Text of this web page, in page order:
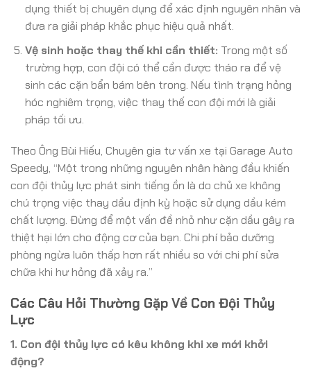
dụng thiết bị chuyên dụng để xác định nguyên nhân và
đưa ra giải pháp khắc phục hiệu quả nhất.
Vệ sinh hoặc thay thế khi cần thiết: Trong một số
trường hợp, con đội có thể cần được tháo ra để vệ
sinh các cặn bẩn bám bên trong. Nếu tình trạng hỏng
hóc nghiêm trọng, việc thay thế con đội mới là giải
pháp tối ưu.
Theo Ông Bùi Hiếu, Chuyên gia tư vấn xe tại Garage Auto
Speedy, “Một trong những nguyên nhân hàng đầu khiến
con đội thủy lực phát sinh tiếng ồn là do chủ xe không
chú trọng việc thay dầu định kỳ hoặc sử dụng dầu kém
chất lượng. Đừng để một vấn đề nhỏ như cặn dầu gây ra
thiệt hại lớn cho động cơ của bạn. Chi phí bảo dưỡng
phòng ngừa luôn thấp hơn rất nhiều so với chi phí sửa
chữa khi hư hỏng đã xảy ra.”
Các Câu Hỏi Thường Gặp Về Con Đội Thủy
Lực
1. Con đội thủy lực có kêu không khi xe mới khởi
động?